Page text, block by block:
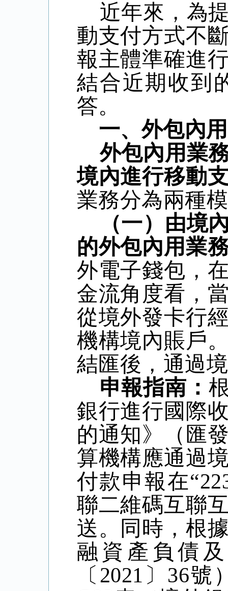
近年來，為
動支付方式不
報主體準確進
結合近期收到
答。
一、外包內
外包內用業
境內進行移動
業務分為兩種
（一）由境
的外包內用業
外電子錢包，
金流角度看，
從境外發卡行
機構境內賬戶
結匯後，通過
申報指南：
銀行進行國際
的通知》（匯
算機構應通過
付款申報在
聯二維碼互聯
送。同時，根
融資產負債
〔 2021 〕 36號